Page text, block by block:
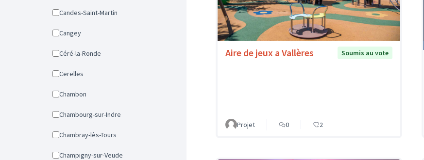
Candes-Saint-Martin
Cangey
Céré-la-Ronde
Cerelles
Chambon
Chambourg-sur-Indre
Chambray-lès-Tours
Champigny-sur-Veude
Aire de jeux a Vallères Soumis au vote
Projet 0 2